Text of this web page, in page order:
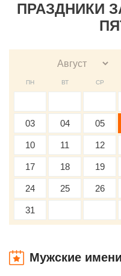
ПРАЗДНИКИ
ПН ВТ СР
03 04 05
10 11 12
17 18 19
24 25 26
31
Мужские